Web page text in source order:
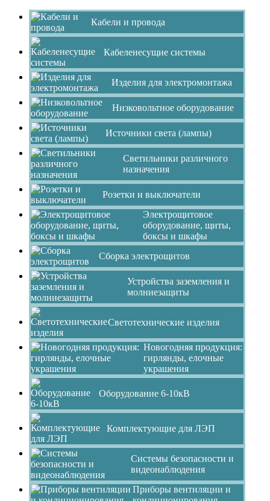
Кабели и провода
Кабеленесущие системы
Изделия для электромонтажа
Низковольтное оборудование
Источники света (лампы)
Светильники различного
назначения
Розетки и выключатели
Электрощитовое
оборудование, щиты,
боксы и шкафы
Сборка электрощитов
Устройства заземления и
молниезащиты
Светотехнические изделия
Новогодняя продукция:
гирлянды, елочные
украшения
Оборудование 6-10кВ
Комплектующие для ЛЭП
Системы безопасности и
видеонаблюдения
Приборы вентиляции и